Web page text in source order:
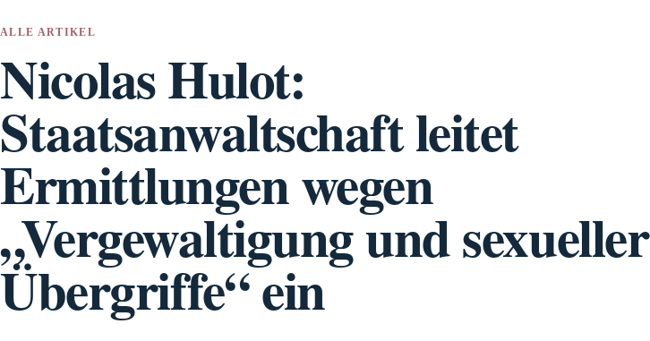
ALLE ARTIKEL
Nicolas Hulot:
Staatsanwaltschaft leitet
Ermittlungen wegen
„Vergewaltigung und sexueller
Übergriffe“ ein